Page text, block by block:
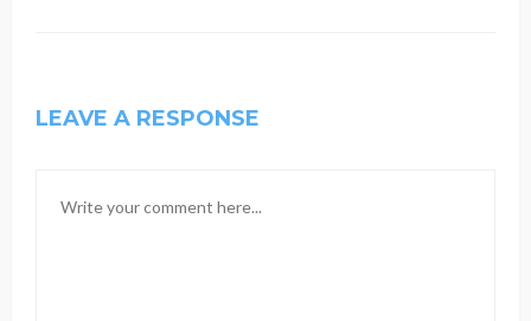
LEAVE A RESPONSE